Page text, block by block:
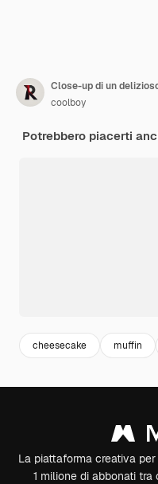
coolboy
Potrebbero piacerti
cheesecake muffin
La piattaforma creativa
1 milione di abbonati tra